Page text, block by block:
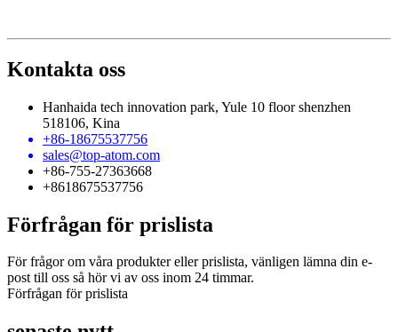
Kontakta oss
Hanhaida tech innovation park, Yule 10 floor shenzhen
518106, Kina
+86-18675537756
sales@top-atom.com
+86-755-27363668
+8618675537756
Förfrågan för prislista
För frågor om våra produkter eller prislista, vänligen lämna din e-
post till oss så hör vi av oss inom 24 timmar.
Förfrågan för prislista